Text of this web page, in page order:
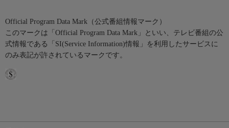
Official Program Data Mark（公式番組情報マーク）
このマークは「Official Program Data Mark」といい、テレビ番組の公
式情報である「SI(Service Information)情報」を利用したサービスに
のみ表記が許されているマークです。